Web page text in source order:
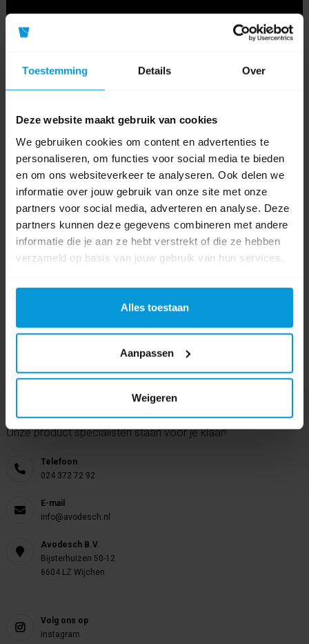
Toestemming Details Over
Deze website maakt gebruik van cookies
We gebruiken cookies om content en advertenties te
personaliseren, om functies voor social media te bieden
en om ons websiteverkeer te analyseren. Ook delen we
informatie over jouw gebruik van onze site met onze
partners voor social media, adverteren en analyse. Deze
partners kunnen deze gegevens combineren met andere
informatie die je aan ze hebt verstrekt of die ze hebben
verzameld op basis van jouw gebruik van hun services.
Alles toestaan
Aanpassen
Weigeren
0 beoordeling(en)
Schrijf als eerste voor dit product een beoordeling
Nog vragen?
Onze product specialisten staan voor je klaar!
Telefoon
024 372 72 92
E-mail
info@avodesch.nl
Avodesch B.V.
Bijsterhuizen 50-12
6604 LZ Wijchen
Volg ons op
Instagram